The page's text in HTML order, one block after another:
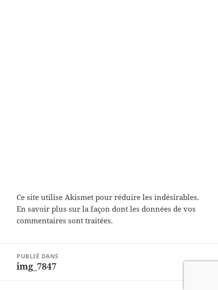
Ce site utilise Akismet pour réduire les indésirables.
En savoir plus sur la façon dont les données de vos
commentaires sont traitées.
l’article
PUBLIÉ DANS
img_7847